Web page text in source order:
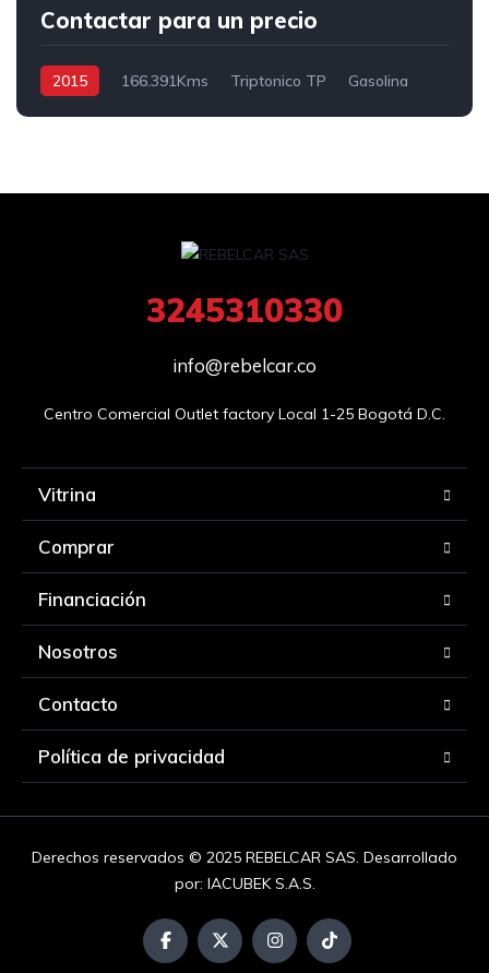
Contactar para un precio
2015 166.391Kms Triptonico TP
Gasolina
3245310330
info@rebelcar.co
Centro Comercial Outlet factory Local 1-25 Bogotá D.C.
Vitrina
Comprar
Financiación
Nosotros
Contacto
Política de privacidad
Derechos reservados © 2025 REBELCAR SAS. Desarrollado
por: IACUBEK S.A.S.